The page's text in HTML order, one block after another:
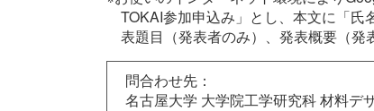
TOKAI参加申込み」とし、本文に「
表題目（発表者のみ）、発表概要（発
問合わせ先：
名古屋大学 大学院工学研究科 材料